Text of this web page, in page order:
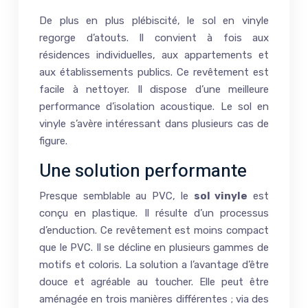
De plus en plus plébiscité, le sol en vinyle
regorge d’atouts. Il convient à fois aux
résidences individuelles, aux appartements et
aux établissements publics. Ce revêtement est
facile à nettoyer. Il dispose d’une meilleure
performance d’isolation acoustique. Le sol en
vinyle s’avère intéressant dans plusieurs cas de
figure.
Une solution performante
Presque semblable au PVC, le sol vinyle est
conçu en plastique. Il résulte d’un processus
d’enduction. Ce revêtement est moins compact
que le PVC. Il se décline en plusieurs gammes de
motifs et coloris. La solution a l’avantage d’être
douce et agréable au toucher. Elle peut être
aménagée en trois manières différentes ; via des